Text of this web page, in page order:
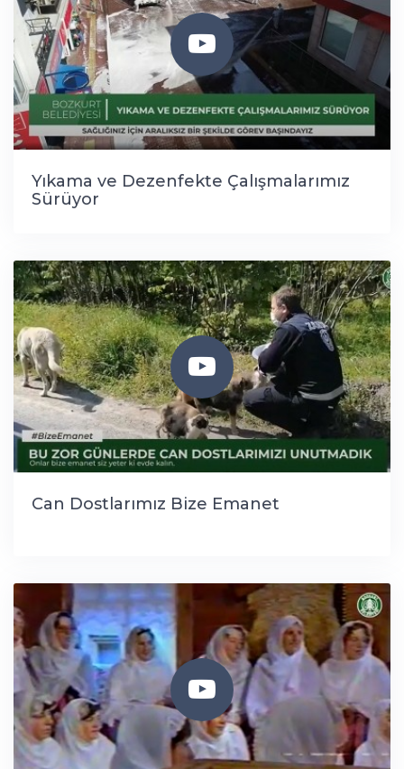
Yıkama ve Dezenfekte Çalışmalarımız
Sürüyor
Can Dostlarımız Bize Emanet